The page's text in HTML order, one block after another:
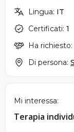
Lingua: IT
Certificati: 1
Ha richiesto:
Di persona:
Mi interessa:
Terapia